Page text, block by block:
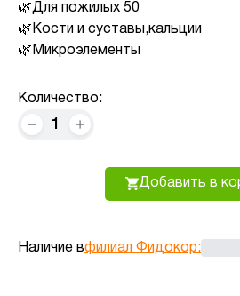
Для пожилых 50
Кости и суставы,кальции
Микроэлементы
Количество:
1
Добавить в
Наличие вфилиал Фидокор: